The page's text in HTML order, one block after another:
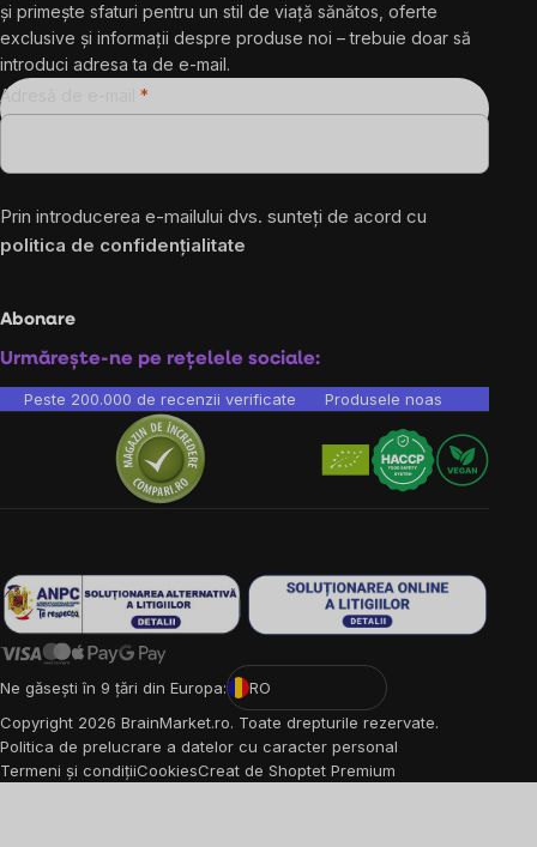
și primește sfaturi pentru un stil de viață sănătos, oferte
exclusive și informații despre produse noi – trebuie doar să
introduci adresa ta de e-mail.
Adresă de e-mail
Prin introducerea e-mailului dvs. sunteți de acord cu
politica de confidențialitate
Abonare
Urmărește-ne pe rețelele sociale:
Peste 200.000 de recenzii verificate Produsele noastre sunt
Ne găsești în 9 țări din Europa:
RO
Copyright 2026 BrainMarket.ro. Toate drepturile rezervate.
Politica de prelucrare a datelor cu caracter personal
Termeni și condițiiCookiesCreat de Shoptet Premium